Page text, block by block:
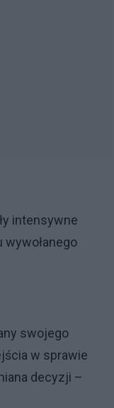
intensywne
swojego
w sprawie
decyzji –